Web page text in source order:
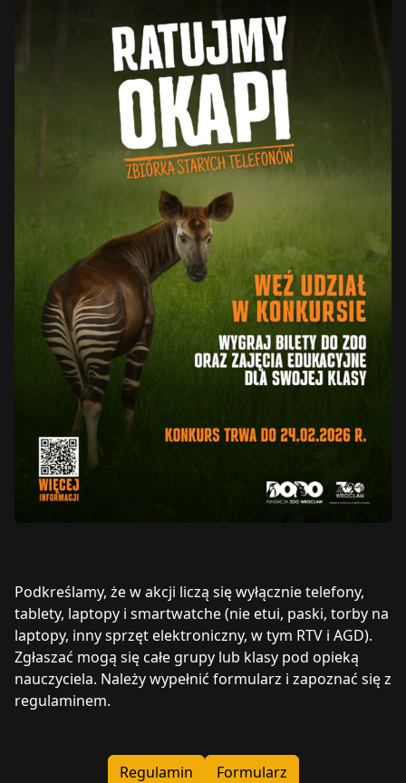
Podkreślamy, że w akcji liczą się wyłącznie telefony,
tablety, laptopy i smartwatche (nie etui, paski, torby na
laptopy, inny sprzęt elektroniczny, w tym RTV i AGD).
Zgłaszać mogą się całe grupy lub klasy pod opieką
nauczyciela. Należy wypełnić formularz i zapoznać się z
regulaminem.
Regulamin Formularz